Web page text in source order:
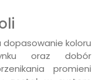
dopasowanie koloru
oraz dobór
promieni